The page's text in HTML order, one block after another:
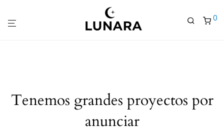
0
Tenemos grandes proyectos por
anunciar